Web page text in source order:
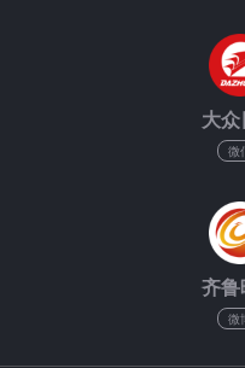
大
微
齐鲁
微